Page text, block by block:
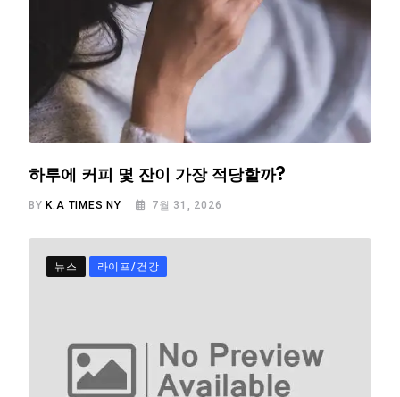
하루에 커피 몇 잔이 가장 적당할까?
BYK.A TIMES NY 7월 31, 2026
뉴스 라이프/건강